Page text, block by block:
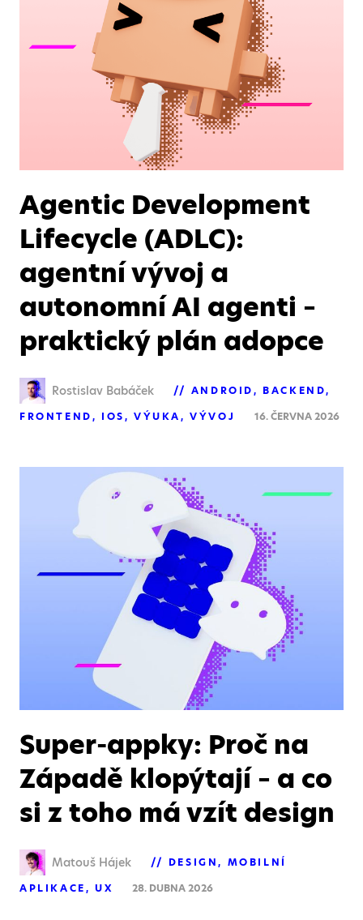
Agentic Development
Lifecycle (ADLC):
agentní vývoj a
autonomní AI agenti –
praktický plán adopce
Rostislav Babáček ANDROID
BACKEND
FRONTEND
IOS VÝUKA VÝVOJ 16. ČERVNA 2026
Super-appky: Proč na
Západě klopýtají – a co
si z toho má vzít design
Matouš Hájek DESIGN
MOBILNÍ
APLIKACE
UX 28. DUBNA 2026